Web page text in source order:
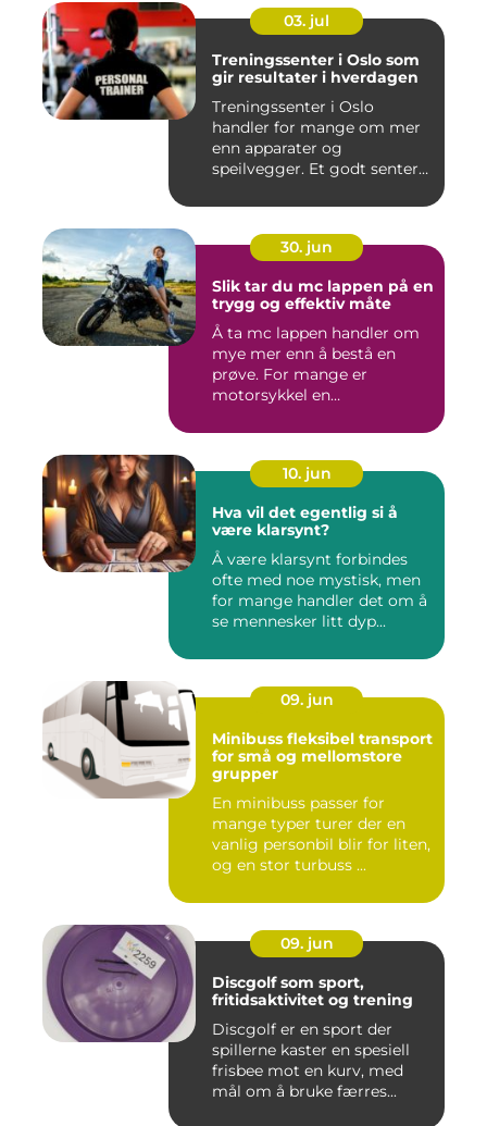
03. jul
Treningssenter i Oslo som
gir resultater i hverdagen
Treningssenter i Oslo
handler for mange om mer
enn apparater og
speilvegger. Et godt senter
30. jun
Slik tar du mc lappen på en
trygg og effektiv måte
Å ta mc lappen handler om
mye mer enn å bestå en
prøve. For mange er
motorsykkel en
10. jun
Hva vil det egentlig si å
være klarsynt?
Å være klarsynt forbindes
ofte med noe mystisk, men
for mange handler det om å
se mennesker litt dyp...
09. jun
Minibuss fleksibel transport
for små og mellomstore
grupper
En minibuss passer for
mange typer turer der en
vanlig personbil blir for liten,
og en stor turbuss ...
09. jun
Discgolf som sport,
fritidsaktivitet og trening
Discgolf er en sport der
spillerne kaster en spesiell
frisbee mot en kurv, med
mål om å bruke færres...